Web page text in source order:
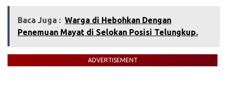
Baca Juga : Warga di Hebohkan Dengan
Penemuan Mayat di Selokan Posisi Telungkup.
ADVERTISEMENT